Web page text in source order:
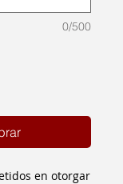
0/500
en otorgar